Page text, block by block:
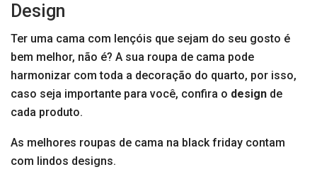
Design
Ter uma cama com lençóis que sejam do seu gosto é
bem melhor, não é? A sua roupa de cama pode
harmonizar com toda a decoração do quarto, por isso,
caso seja importante para você, confira o design de
cada produto.
As melhores roupas de cama na black friday contam
com lindos designs.